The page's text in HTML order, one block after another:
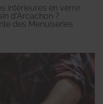
intérieures en verre
d'Arcachon ?
des Menuiseries